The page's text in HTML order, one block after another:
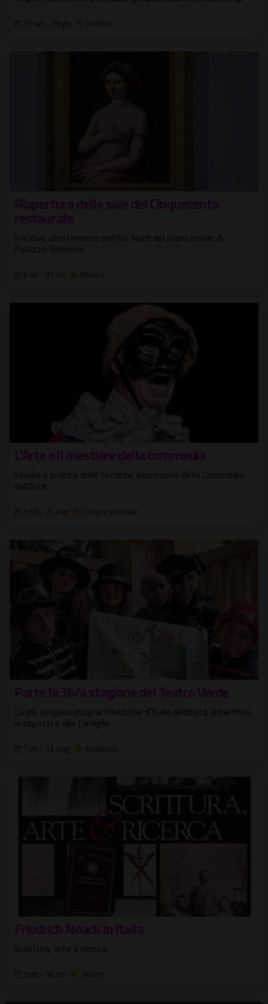
15 set - 29 giu Festival
Riapertura delle sale del Cinquecento
restaurate
Il nuovo allestimento nell'Ala Nord del piano nobile di
Palazzo Barberini
8 ott - 31 dic Mostre
L'Arte e il mestiere della commedia
Studio e pratica delle tecniche espressive della Commedia
dell'Arte
9 ott - 27 mar Corsi e seminari
Parte la 36/a stagione del Teatro Verde
La più longeva programmazione d'Italia dedicata ai bambini,
ai ragazzi e alle famiglie
1 ott - 13 mag Spettacoli
Friedrich Noack in Italia
Scrittura, arte e ricerca
9 ott - 18 set Mostre